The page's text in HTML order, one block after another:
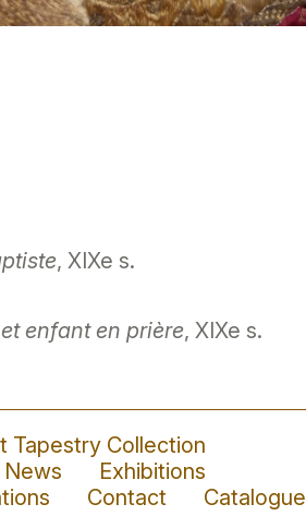
, XIXe s.
enfant en prière, XIXe s.
Tapestry Collection
News
Exhibitions
Contact Catalogue